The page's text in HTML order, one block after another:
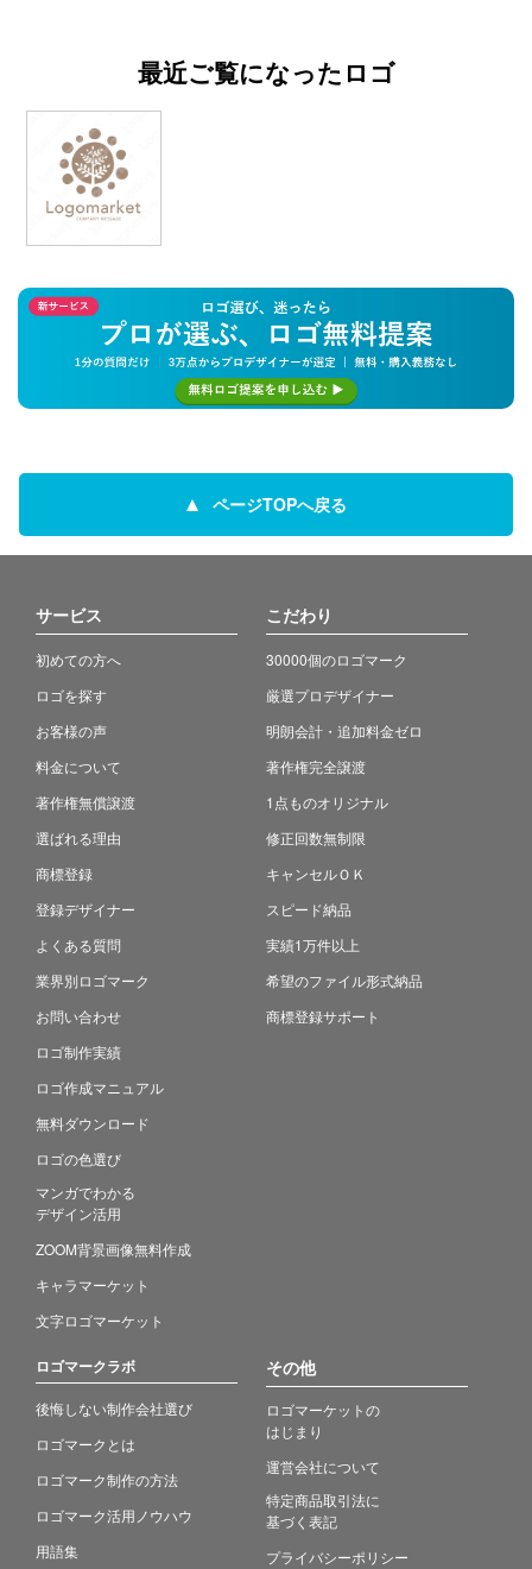
最近ご覧になったロゴ
ページTOPへ戻る
サービス
初めての方へ
ロゴを探す
お客様の声
料金について
著作権無償譲渡
選ばれる理由
商標登録
登録デザイナー
よくある質問
業界別ロゴマーク
お問い合わせ
ロゴ制作実績
ロゴ作成マニュアル
無料ダウンロード
ロゴの色選び
マンガでわかる
デザイン活用
ZOOM背景画像無料作成
キャラマーケット
文字ロゴマーケット
こだわり
30000個のロゴマーク
厳選プロデザイナー
明朗会計・追加料金ゼロ
著作権完全譲渡
1点ものオリジナル
修正回数無制限
キャンセルＯＫ
スピード納品
実績1万件以上
希望のファイル形式納品
商標登録サポート
ロゴマークラボ
後悔しない制作会社選び
ロゴマークとは
ロゴマーク制作の方法
ロゴマーク活用ノウハウ
用語集
その他
ロゴマーケットの
はじまり
運営会社について
特定商品取引法に
基づく表記
プライバシーポリシー